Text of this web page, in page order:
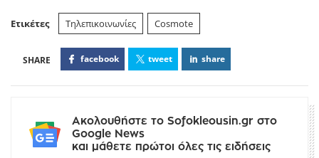
Ετικέτες Τηλεπικοινωνίες Cosmote
facebook tweet share
Ακολουθήστε το Sofokleousin.gr στο
Google News
και μάθετε πρώτοι όλες τις ειδήσεις